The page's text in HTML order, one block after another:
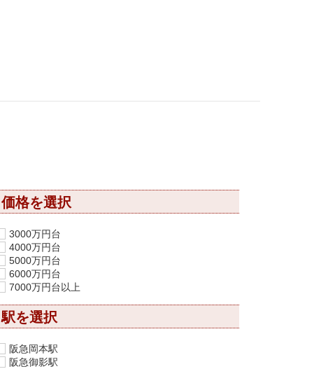
価格を選択
3000万円台
4000万円台
5000万円台
6000万円台
7000万円台以上
駅を選択
阪急岡本駅
阪急御影駅